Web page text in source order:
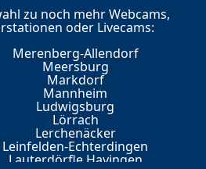
zu noch mehr Webcams,
oder Livecams:
Merenberg-Allendorf
Meersburg
Markdorf
Mannheim
Ludwigsburg
Lörrach
Lerchenäcker
Leinfelden-Echterdingen
Lauterdörfle Hayingen